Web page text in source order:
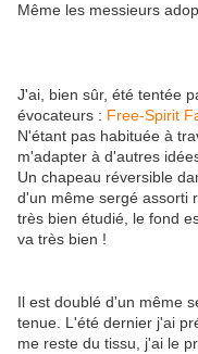
Même les messieurs
J'ai, bien sûr, été tentée
évocateurs : Free-Spirit
N'étant pas habituée à
m'adapter à d'autres
Un chapeau réversible
d'un même sergé assorti
très bien étudié, le fond
va très bien !
Il est doublé d'un même
tenue. L'été dernier j'ai
me reste du tissu, j'ai le